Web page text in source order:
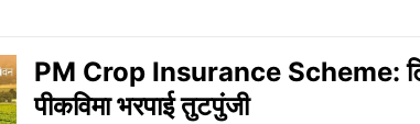
PM Crop Insurance Scheme:
पीकविमा भरपाई तुटपुंजी